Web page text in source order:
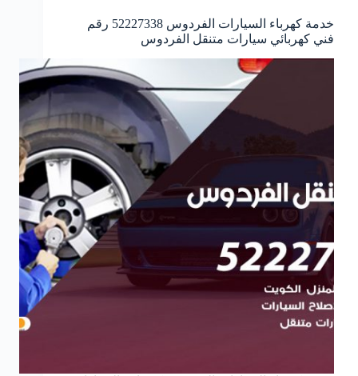
خدمة كهرباء السيارات الفردوس 52227338 رقم
فني كهربائي سيارات متنقل الفردوس